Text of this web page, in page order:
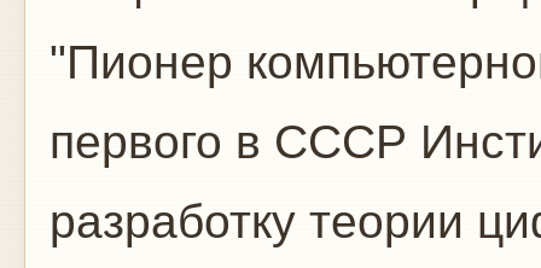
"Пионер
первого в СССР
разработку теории